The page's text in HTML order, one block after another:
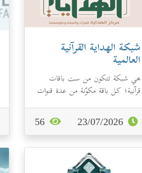
شبكة الهداية القرآنية
العالمية
هي شبكة تتكون من ست باقات
قرآنية؛ كل باقة مكوّنة من عدة قنوات
فضائية على قمر صناعي خاص لكل
قارة من ق...